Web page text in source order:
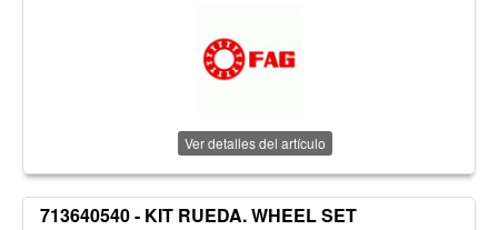
Ver detalles del artículo
713640540 - KIT RUEDA. WHEEL SET